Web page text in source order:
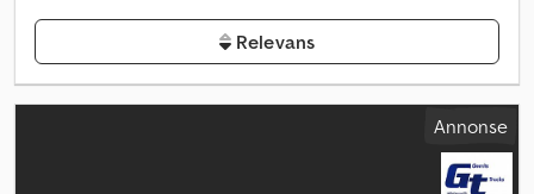
Relevans
Annonse